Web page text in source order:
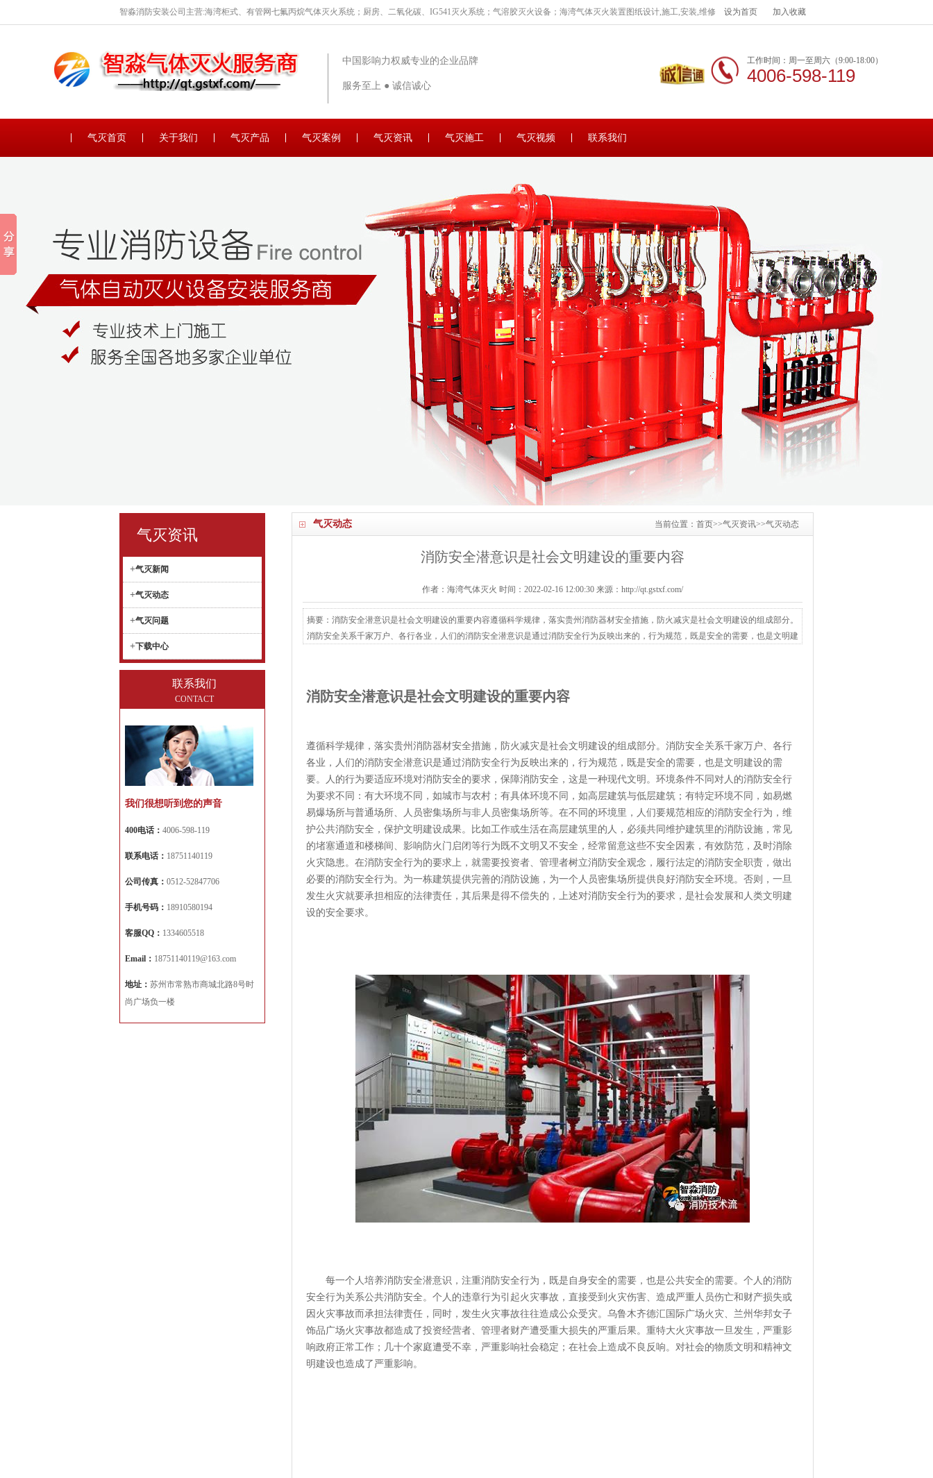
智淼消防安装公司主营:海湾柜式、有管网七氟丙烷气体灭火系统；厨房、二氧化碳、IG541灭火系统；气溶胶灭火设备；海湾气体灭火装置图纸设计,施工,安装,维修 设为首页 加入收藏
中国影响力权威专业的企业品牌
服务至上 ● 诚信诚心
工作时间：周一至周六（9:00-18:00）
4006-598-119
气灭首页 关于我们 气灭产品 气灭案例 气灭资讯 气灭施工 气灭视频 联系我们
气灭动态 当前位置： 首页>>气灭资讯>>气灭动态
消防安全潜意识是社会文明建设的重要内容
作者：海湾气体灭火 时间：2022-02-16 12:00:30 来源：http://qt.gstxf.com/
摘要：消防安全潜意识是社会文明建设的重要内容遵循科学规律，落实贵州消防器材安全措施，防火减灾是社会文明建设的组成部分。
消防安全关系千家万户、各行各业，人们的消防安全潜意识是通过消防安全行为反映出来的，行为规范，既是安全的需要，也是文明建
消防安全潜意识是社会文明建设的重要内容
遵循科学规律，落实贵州消防器材安全措施，防火减灾是社会文明建设的组成部分。消防安全关系千家万户、各行
各业，人们的消防安全潜意识是通过消防安全行为反映出来的，行为规范，既是安全的需要，也是文明建设的需
要。人的行为要适应环境对消防安全的要求，保障消防安全，这是一种现代文明。环境条件不同对人的消防安全行
为要求不同：有大环境不同，如城市与农村；有具体环境不同，如高层建筑与低层建筑；有特定环境不同，如易燃
易爆场所与普通场所、人员密集场所与非人员密集场所等。在不同的环境里，人们要规范相应的消防安全行为，维
护公共消防安全，保护文明建设成果。比如工作或生活在高层建筑里的人，必须共同维护建筑里的消防设施，常见
的堵塞通道和楼梯间、影响防火门启闭等行为既不文明又不安全，经常留意这些不安全因素，有效防范，及时消除
火灾隐患。在消防安全行为的要求上，就需要投资者、管理者树立消防安全观念，履行法定的消防安全职责，做出
必要的消防安全行为。为一栋建筑提供完善的消防设施，为一个人员密集场所提供良好消防安全环境。否则，一旦
发生火灾就要承担相应的法律责任，其后果是得不偿失的，上述对消防安全行为的要求，是社会发展和人类文明建
设的安全要求。
每一个人培养消防安全潜意识，注重消防安全行为，既是自身安全的需要，也是公共安全的需要。个人的消防
安全行为关系公共消防安全。个人的违章行为引起火灾事故，直接受到火灾伤害、造成严重人员伤亡和财产损失或
因火灾事故而承担法律责任，同时，发生火灾事故往往造成公众受灾。乌鲁木齐德汇国际广场火灾、兰州华邦女子
饰品广场火灾事故都造成了投资经营者、管理者财产遭受重大损失的严重后果。重特大火灾事故一旦发生，严重影
响政府正常工作；几十个家庭遭受不幸，严重影响社会稳定；在社会上造成不良反响。对社会的物质文明和精神文
明建设也造成了严重影响。
气灭资讯
+气灭新闻
+气灭动态
+气灭问题
+下载中心
联系我们
CONTACT
我们很想听到您的声音
400电话： 4006-598-119
联系电话： 18751140119
公司传真： 0512-52847706
手机号码： 18910580194
客服QQ： 1334605518
Email： 18751140119@163.com
地址： 苏州市常熟市商城北路8号时
尚广场负一楼